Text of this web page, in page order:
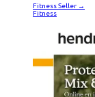
Fitness Seller →
Fitness